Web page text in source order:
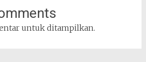
untuk ditampilkan.